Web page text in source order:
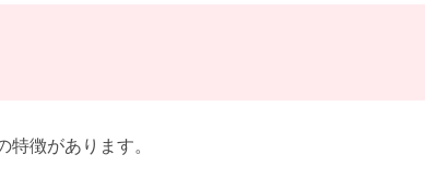
徴があります。